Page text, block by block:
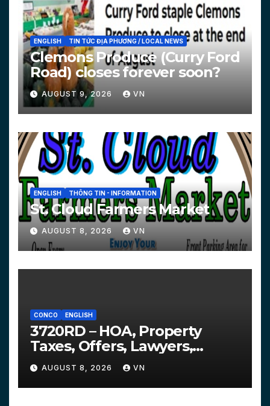
ENGLISH TIN TỨC ĐỊA PHƯƠNG / LOCAL NEWS
Clemons Produce (Curry Ford
Road) closes forever soon?
AUGUST 9, 2026 VN
ENGLISH THÔNG TIN - INFORMATION
St. Cloud Farmers Market
AUGUST 8, 2026 VN
CONCO ENGLISH
3720RD – HOA, Property
Taxes, Offers, Lawyers,
Courts…
AUGUST 8, 2026 VN